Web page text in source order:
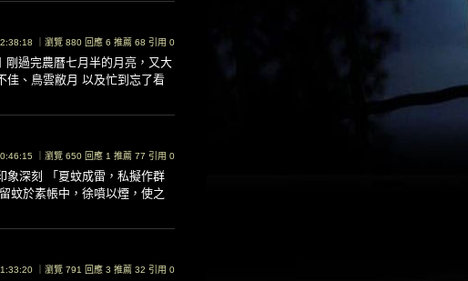
｜瀏覽 880 回應 6 推薦 68 引用 0
剛過完農曆七月半的月亮，又大
佳、鳥雲敝月 以及忙到忘了看
｜瀏覽 650 回應 1 推薦 77 引用 0
象深刻 「夏蚊成雷，私擬作群
蚊於素帳中，徐噴以煙，使之
｜瀏覽 791 回應 3 推薦 32 引用 0